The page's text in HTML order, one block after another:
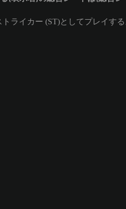
ライカー (ST)としてプレイす